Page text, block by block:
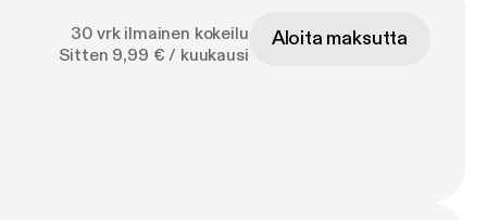
30 vrk ilmainen kokeilu
Sitten 9,99 € / kuukausi
Aloita maksutta